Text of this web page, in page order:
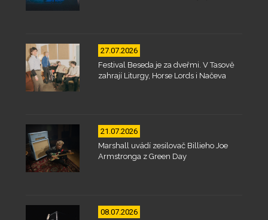
27.07.2026
Festival Beseda je za dveřmi. V Tasově
zahrají Liturgy, Horse Lords i Načeva
21.07.2026
Marshall uvádí zesilovač Billieho Joe
Armstronga z Green Day
08.07.2026